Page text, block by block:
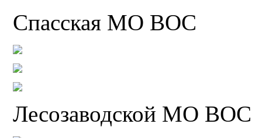
Спасская МО ВОС
Лесозаводской МО ВОС